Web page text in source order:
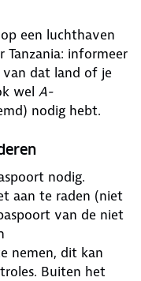
een luchthaven
Tanzania: informeer
dat land of je
wel A-
nodig hebt.
nodig.
aan te raden (niet
van de niet
nemen, dit kan
Buiten het